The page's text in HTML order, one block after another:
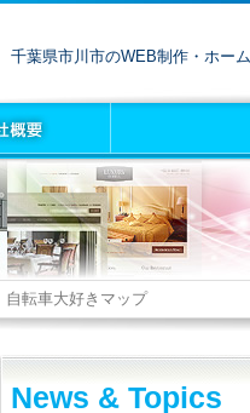
千葉県市川市のWEB制作・ホー
自転車大好きマップ
News & Topics